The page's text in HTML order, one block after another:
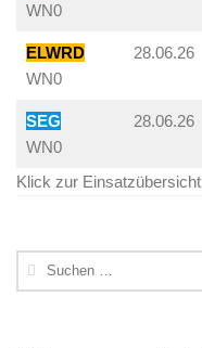
WN0
ELWRD
WN0
28.06.26
SEG
WN0
28.06.26
Klick zur Einsatzübersicht
Suchen
nach: